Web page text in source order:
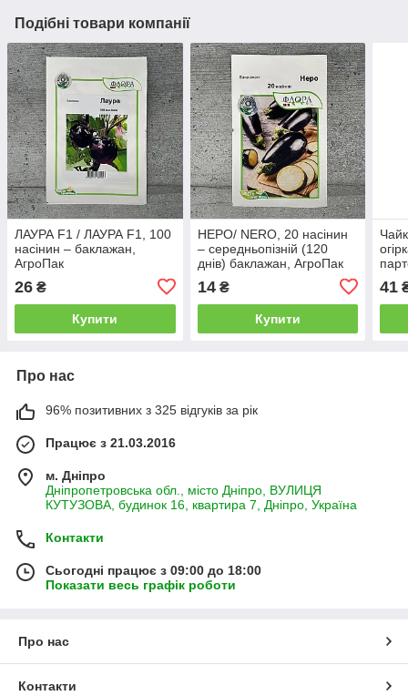
Подібні товари компанії
ЛАУРА F1 / ЛАУРА F1, 100
насінин – баклажан,
АгроПак
26 ₴
Купити
НЕРО/ NERO, 20 насінин
– середньопізній (120
днів) баклажан, АгроПак
14₴
Купити
41
Про нас
96% позитивних з 325 відгуків за рік
Працює з 21.03.2016
м. Дніпро
Дніпропетровська обл., місто Дніпро, ВУЛИЦЯ
КУТУЗОВА, будинок 16, квартира 7, Дніпро, Україна
Контакти
Сьогодні працює з 09:00 до 18:00
Показати весь графік роботи
Про нас
Контакти